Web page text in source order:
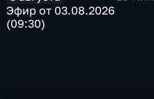
Эфир от 03.08.2026
(09:30)